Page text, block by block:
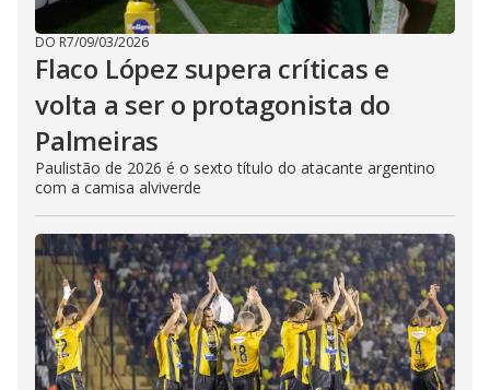
DO R7/09/03/2026
Flaco López supera críticas e
volta a ser o protagonista do
Palmeiras
Paulistão de 2026 é o sexto título do atacante argentino
com a camisa alviverde